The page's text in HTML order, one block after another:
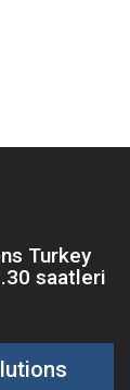
Turkey
saatleri